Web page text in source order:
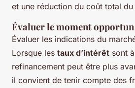
et une réduction du coût total du
Évaluer le moment
Évaluer les indications du
Lorsque les taux d’intérêt sont
refinancement peut être plus
il convient de tenir compte des